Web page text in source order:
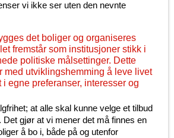
vi ikke ser uten den nevnte
det boliger og organiseres
fremstår som institusjoner stikk i
politiske målsettinger. Dette
med utviklingshemming å leve livet
i egne preferanser, interesser og
at alle skal kunne velge et tilbud
gjør at vi mener det må finnes en
å bo i, både på og utenfor